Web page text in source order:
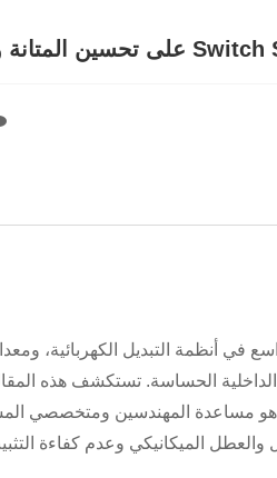
أنظمة التبديل الكهربائية،
الداخلية الحساسة. تستكشف هذه
هو مساعدة المهندسين ومتخصصي
والعطل الميكانيكي وعدم كفاءة